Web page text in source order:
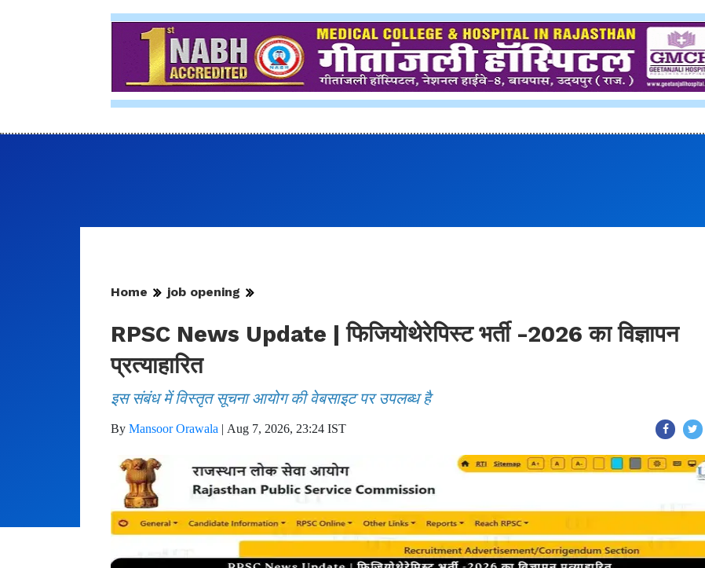
Home job opening
RPSC News Update | फिजियोथेरेपिस्ट भर्ती -2026 का विज्ञापन
प्रत्याहारित
इस संबंध में विस्तृत सूचना आयोग की वेबसाइट पर उपलब्ध है
By Mansoor Orawala | Aug 7, 2026, 23:24 IST